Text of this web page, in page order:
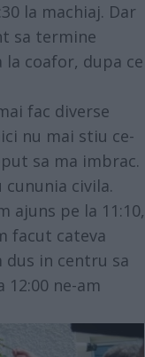
la machiaj. Dar
sa termine
coafor, dupa ce
fac diverse
nu mai stiu ce-
sa ma imbrac.
civila.
pe la 11:10,
facut cateva
in centru sa
ne-am